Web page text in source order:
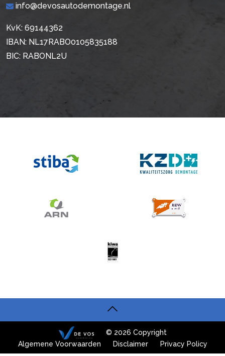
info@devosautodemontage.nl
KvK: 69144362
IBAN: NL17RABO0105835188
BIC: RABONL2U
© 2026 Copyright
Algemene Voorwaarden
Disclaimer Privacy Policy